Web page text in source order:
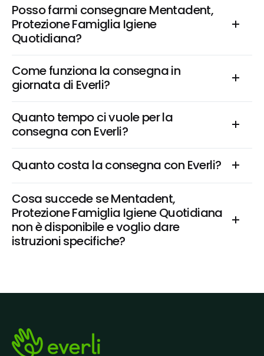
Posso farmi consegnare Mentadent,
Protezione Famiglia Igiene
Quotidiana?
Come funziona la consegna in
giornata di Everli?
Quanto tempo ci vuole per la
consegna con Everli?
Quanto costa la consegna con Everli?
Cosa succede se Mentadent,
Protezione Famiglia Igiene Quotidiana
non è disponibile e voglio dare
istruzioni specifiche?